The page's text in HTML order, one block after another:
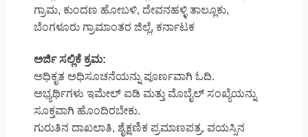
ಗ್ರಾಮ, ಕುಂದಣ ಹೋಬಳಿ, ದೇವನಹಳ್ಳಿ ತಾಲ್ಲೂಕು,
ಬೆಂಗಳೂರು ಗ್ರಾಮಾಂತರ ಜಿಲ್ಲೆ, ಕರ್ನಾಟಕ
ಅರ್ಜಿ ಸಲ್ಲಿಕೆ ಕ್ರಮ:
ಅಧಿಕೃತ ಅಧಿಸೂಚನೆಯನ್ನು ಪೂರ್ಣವಾಗಿ ಓದಿ.
ಅಭ್ಯರ್ಥಿಗಳು ಇಮೇಲ್ ಐಡಿ ಮತ್ತು ಮೊಬೈಲ್ ಸಂಖ್ಯೆಯನ್ನು
ಸೂಕ್ತವಾಗಿ ಹೊಂದಿರಬೇಕು.
ಗುರುತಿನ ದಾಖಲಾತಿ, ಶೈಕ್ಷಣಿಕ ಪ್ರಮಾಣಪತ್ರ, ವಯಸ್ಸಿನ